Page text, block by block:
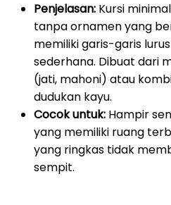
Penjelasan: Kursi
tanpa ornamen yang
memiliki garis-garis
sederhana. Dibuat dari
(jati, mahoni) atau
dudukan kayu.
Cocok untuk: Hampir
yang memiliki ruang
yang ringkas tidak
sempit.